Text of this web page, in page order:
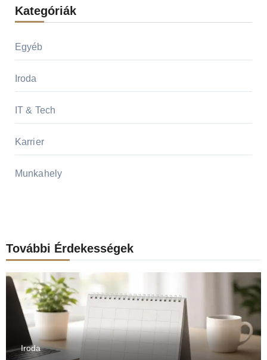
Kategóriák
Egyéb
Iroda
IT & Tech
Karrier
Munkahely
További Érdekességek
Iroda